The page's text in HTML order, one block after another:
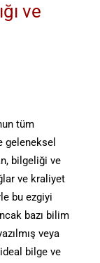
ve
tüm
geleneksel
bilgeliği ve
ve kraliyet
bu ezgiyi
bazı bilim
veya
bilge ve